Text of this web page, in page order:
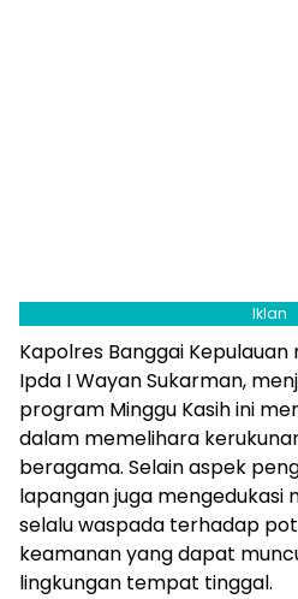
Iklan
Kapolres Banggai Kepulauan
Ipda I Wayan Sukarman,
program Minggu Kasih ini
dalam memelihara
beragama. Selain aspek
lapangan juga mengedukasi
selalu waspada terhadap
keamanan yang dapat
lingkungan tempat tinggal.